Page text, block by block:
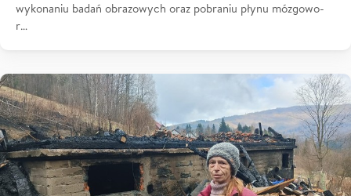
wykonaniu badań obrazowych oraz pobraniu płynu mózgowo-
r…